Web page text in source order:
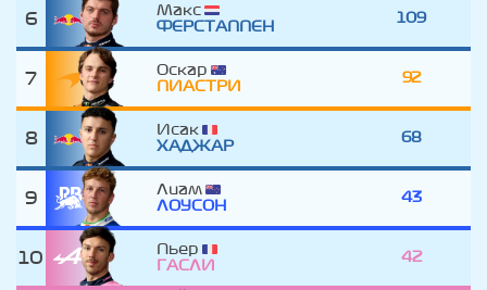
6
Макс
ФЕРСТАППЕН
109
7
Оскар
ПИАСТРИ
92
8
Исак
ХАДЖАР
68
9
Лиам
ЛОУСОН
43
10
Пьер
ГАСЛИ
42